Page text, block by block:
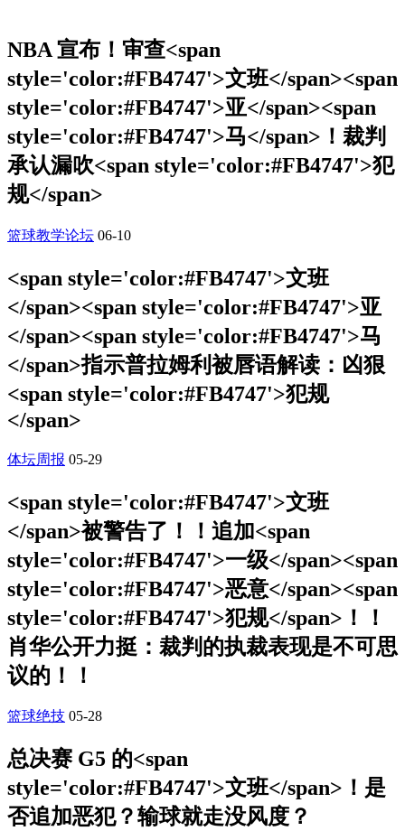
NBA 宣布！审查<span
style='color:#FB4747'>文班</span><span
style='color:#FB4747'>亚</span><span
style='color:#FB4747'>马</span>！裁判
承认漏吹<span style='color:#FB4747'>犯
规</span>
篮球教学论坛 06-10
<span style='color:#FB4747'>文班
</span><span style='color:#FB4747'>亚
</span><span style='color:#FB4747'>马
</span>指示普拉姆利被唇语解读：凶狠
<span style='color:#FB4747'>犯规
</span>
体坛周报 05-29
<span style='color:#FB4747'>文班
</span>被警告了！！追加<span
style='color:#FB4747'>一级</span><span
style='color:#FB4747'>恶意</span><span
style='color:#FB4747'>犯规</span>！！
肖华公开力挺：裁判的执裁表现是不可思
议的！！
篮球绝技 05-28
总决赛 G5 的<span
style='color:#FB4747'>文班</span>！是
否追加恶犯？输球就走没风度？